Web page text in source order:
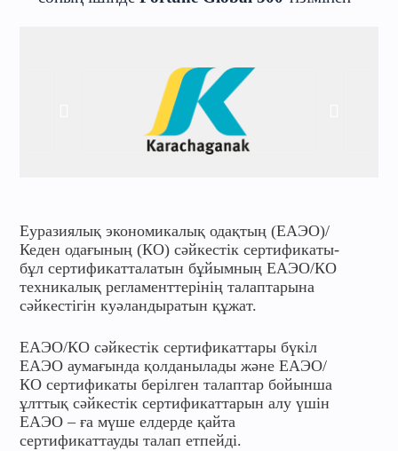
Еуразиялық экономикалық одақтың (ЕАЭО)/
Кеден одағының (КО) сәйкестік сертификаты-
бұл сертификатталатын бұйымның ЕАЭО/КО
техникалық регламенттерінің талаптарына
сәйкестігін куәландыратын құжат.
ЕАЭО/КО сәйкестік сертификаттары бүкіл
ЕАЭО аумағында қолданылады және ЕАЭО/
КО сертификаты берілген талаптар бойынша
ұлттық сәйкестік сертификаттарын алу үшін
ЕАЭО – ға мүше елдерде қайта
сертификаттауды талап етпейді.